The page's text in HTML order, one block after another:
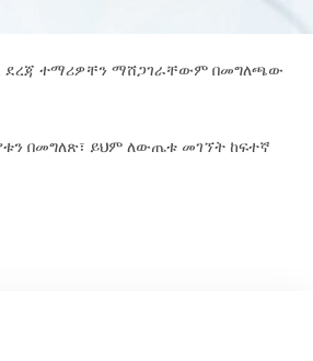
ደረጃ ተማሪዎቸን ማሸጋገራቸውም በመግለጫው
በመግለጽ፣ ይህም ለውጤቱ መገኘት ከፍተኛ